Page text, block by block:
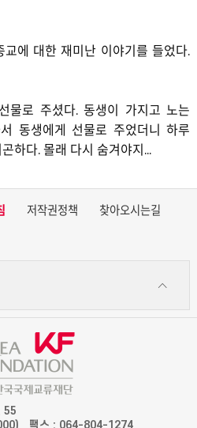
에 대한 재미난 이야기를 들었다.
물로 주셨다. 동생이 가지고 노는
동생에게 선물로 주었더니 하루
하다. 몰래 다시 숨겨야지...
저작권정책
찾아오시는길
55
팩스 : 064-804-1274